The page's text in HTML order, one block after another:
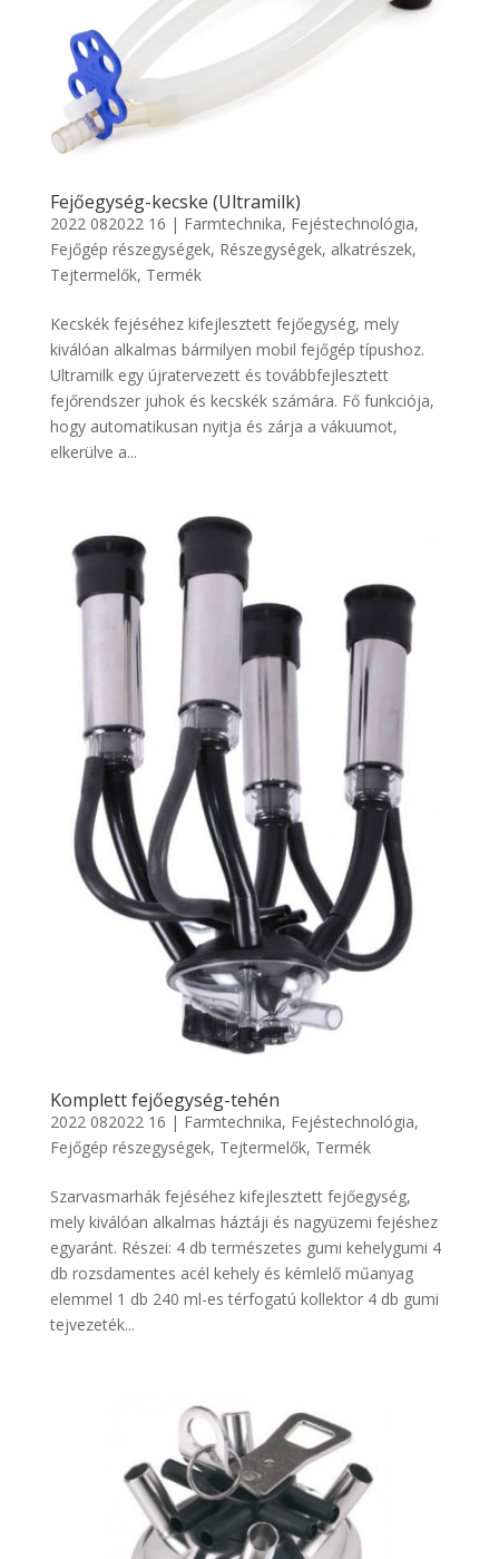
Fejőegység-kecske (Ultramilk)
2022 082022 16 | Farmtechnika, Fejéstechnológia,
Fejőgép részegységek, Részegységek, alkatrészek,
Tejtermelők, Termék
Kecskék fejéséhez kifejlesztett fejőegység, mely
kiválóan alkalmas bármilyen mobil fejőgép típushoz.
Ultramilk egy újratervezett és továbbfejlesztett
fejőrendszer juhok és kecskék számára. Fő funkciója,
hogy automatikusan nyitja és zárja a vákuumot,
elkerülve a...
Komplett fejőegység-tehén
2022 082022 16 | Farmtechnika, Fejéstechnológia,
Fejőgép részegységek, Tejtermelők, Termék
Szarvasmarhák fejéséhez kifejlesztett fejőegység,
mely kiválóan alkalmas háztáji és nagyüzemi fejéshez
egyaránt. Részei: 4 db természetes gumi kehelygumi 4
db rozsdamentes acél kehely és kémlelő műanyag
elemmel 1 db 240 ml-es térfogatú kollektor 4 db gumi
tejvezeték...